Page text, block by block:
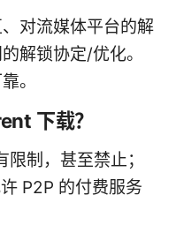
对流媒体平台的解
解锁协定/优化。
。
下载？
制，甚至禁止；
P2P 的付费服务